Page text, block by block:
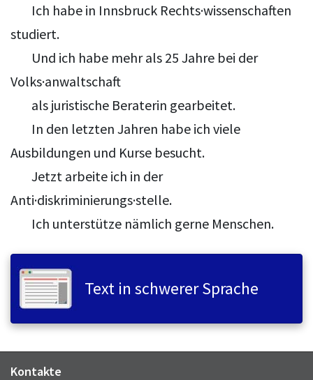
Ich habe in Innsbruck Rechts·wissenschaften
studiert.
Und ich habe mehr als 25 Jahre bei der
Volks·anwaltschaft
als juristische Beraterin gearbeitet.
In den letzten Jahren habe ich viele
Ausbildungen und Kurse besucht.
Jetzt arbeite ich in der
Anti·diskriminierungs·stelle.
Ich unterstütze nämlich gerne Menschen.
Text in schwerer Sprache
Kontakte